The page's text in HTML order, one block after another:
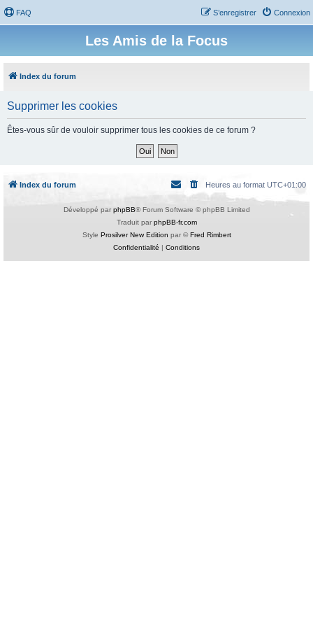
FAQ Connexion
S’enregistrer
Les Amis de la Focus
Index du forum
Supprimer les cookies
Êtes-vous sûr de vouloir supprimer tous les cookies de ce forum ?
Index du forum Heures au format UTC+01:00
Développé par phpBB® Forum Software © phpBB Limited
Traduit par phpBB-fr.com
Style Prosilver New Edition par ©Fred Rimbert
Confidentialité | Conditions